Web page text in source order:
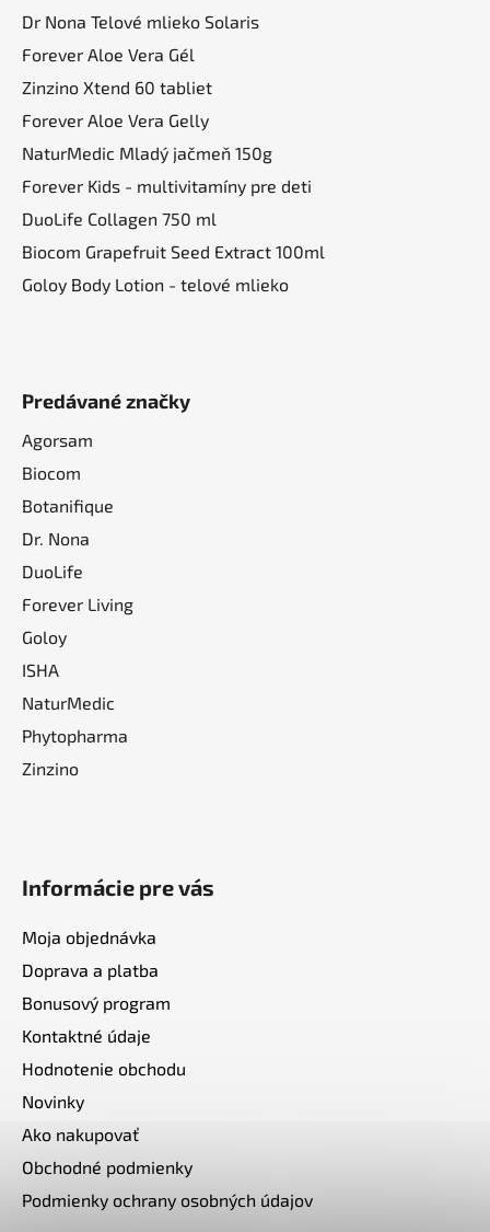
Dr Nona Telové mlieko Solaris
Forever Aloe Vera Gél
Zinzino Xtend 60 tabliet
Forever Aloe Vera Gelly
NaturMedic Mladý jačmeň 150g
Forever Kids - multivitamíny pre deti
DuoLife Collagen 750 ml
Biocom Grapefruit Seed Extract 100ml
Goloy Body Lotion - telové mlieko
Predávané značky
Agorsam
Biocom
Botanifique
Dr. Nona
DuoLife
Forever Living
Goloy
ISHA
NaturMedic
Phytopharma
Zinzino
Informácie pre vás
Moja objednávka
Doprava a platba
Bonusový program
Kontaktné údaje
Hodnotenie obchodu
Novinky
Ako nakupovať
Obchodné podmienky
Podmienky ochrany osobných údajov